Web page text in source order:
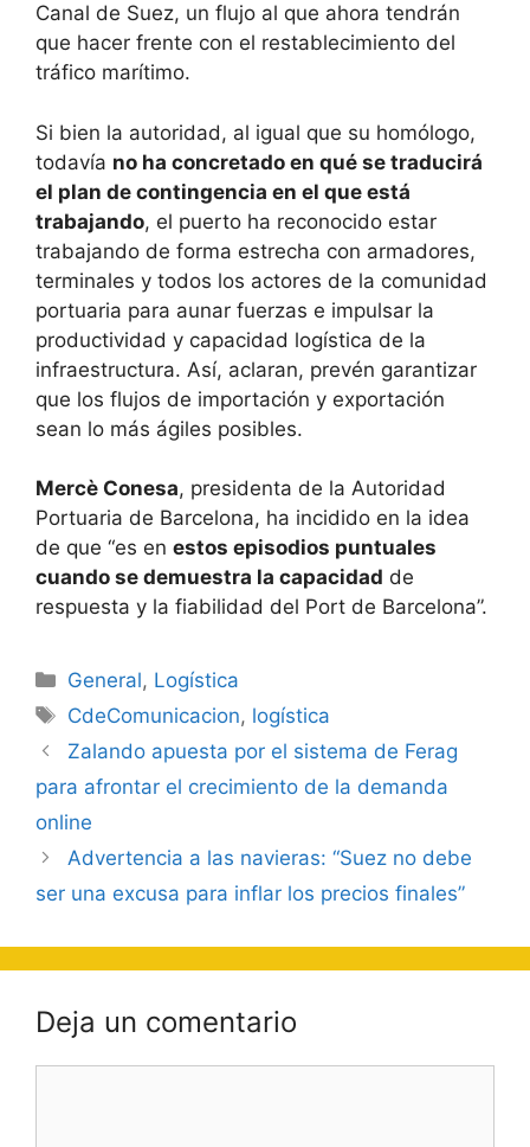
Canal de Suez, un flujo al que ahora tendrán
que hacer frente con el restablecimiento del
tráfico marítimo.
Si bien la autoridad, al igual que su homólogo,
todavía no ha concretado en qué se traducirá
el plan de contingencia en el que está
trabajando, el puerto ha reconocido estar
trabajando de forma estrecha con armadores,
terminales y todos los actores de la comunidad
portuaria para aunar fuerzas e impulsar la
productividad y capacidad logística de la
infraestructura. Así, aclaran, prevén garantizar
que los flujos de importación y exportación
sean lo más ágiles posibles.
Mercè Conesa, presidenta de la Autoridad
Portuaria de Barcelona, ha incidido en la idea
de que “es en estos episodios puntuales
cuando se demuestra la capacidad de
respuesta y la fiabilidad del Port de Barcelona”.
Categorías
General, Logística
Etiquetas
CdeComunicacion, logística
Navegación
de
entradas
Zalando apuesta por el sistema de Ferag
para afrontar el crecimiento de la demanda
online
Advertencia a las navieras: “Suez no debe
ser una excusa para inflar los precios finales”
Deja un comentario